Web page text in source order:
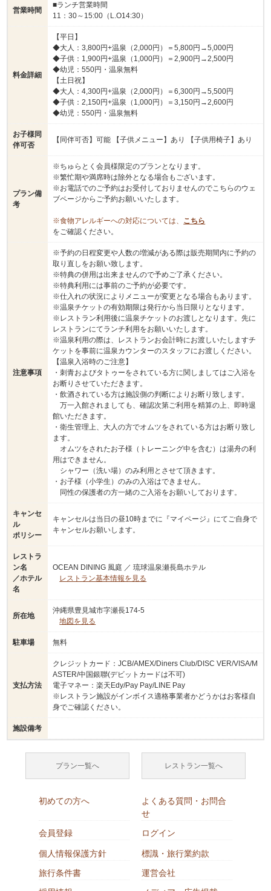
営業時間
■ランチ営業時間
11：30～15:00（L.O14:30）
料金詳細
【平日】
◆大人：3,800円+温泉（2,000円）＝5,800円→5,000円
◆子供：1,900円+温泉（1,000円）＝2,900円→2,500円
◆幼児：550円・温泉無料
【土日祝】
◆大人：4,300円+温泉（2,000円）＝6,300円→5,500円
◆子供：2,150円+温泉（1,000円）＝3,150円→2,600円
◆幼児：550円・温泉無料
お子様同
伴可否
【同伴可否】可能 【子供メニュー】あり 【子供用椅子】あり
プラン備
考
※ちゅらとく会員様限定のプランとなります。
※繁忙期や満席時は除外となる場合もございます。
※お電話でのご予約はお受付しておりませんのでこちらのウェ
ブページからご予約お願いいたします。
※食物アレルギーへの対応については、 こちら
をご確認ください。
注意事項
※予約の日程変更や人数の増減がある際は販売期間内に予約の
取り直しをお願い致します。
※特典の併用は出来ませんので予めご了承ください。
※特典利用には事前のご予約が必要です。
※仕入れの状況によりメニューが変更となる場合もあります。
※温泉チケットの有効期限は発行から当日限りとなります。
※レストラン利用後に温泉チケットのお渡しとなります。先に
レストランにてランチ利用をお願いいたします。
※温泉利用の際は、レストランお会計時にお渡しいたしますチ
ケットを事前に温泉カウンターのスタッフにお渡しください。
【温泉入浴時のご注意】
・刺青およびタトゥーをされている方に関しましてはご入浴を
お断りさせていただきます。
・飲酒されている方は施設側の判断によりお断り致します。
万一入館されましても、確認次第ご利用を精算の上、即時退
館いただきます。
・衛生管理上、大人の方でオムツをされている方はお断り致し
ます。
オムツをされたお子様（トレーニング中を含む）は湯舟の利
用はできません。
シャワー（洗い場）のみ利用とさせて頂きます。
・お子様（小学生）のみの入浴はできません。
同性の保護者の方一緒のご入浴をお願いしております。
キャンセ
ル
ポリシー
キャンセルは当日の昼10時までに『マイページ』にてご自身で
キャンセルお願いします。
レストラ
ン名
／ホテル
名
OCEAN DINING 風庭 ／ 琉球温泉瀬長島ホテル
レストラン基本情報を見る
所在地
沖縄県豊見城市字瀬長174‐5
地図を見る
駐車場 無料
支払方法
クレジットカード：JCB/AMEX/Diners Club/DISC VER/VISA/M
ASTER/中国銀聯(デビットカードは不可)
電子マネー：楽天Edy/Pay Pay/LINE Pay
※レストラン施設がインボイス適格事業者かどうかはお客様自
身でご確認ください。
施設備考
プラン一覧へ レストラン一覧へ
初めての方へ
よくある質問・お問合
せ
会員登録
ログイン
個人情報保護方針
標識・旅行業約款
旅行条件書
運営会社